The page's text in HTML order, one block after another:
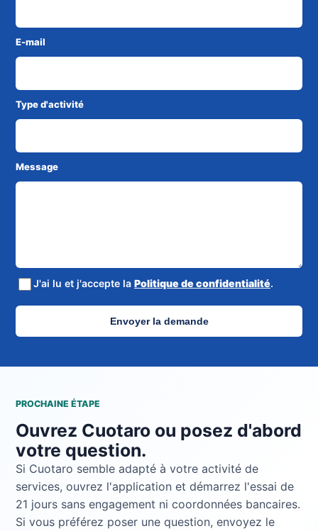
E-mail
Type d'activité
Message
J'ai lu et j'accepte la Politique de confidentialité.
Envoyer la demande
PROCHAINE ÉTAPE
Ouvrez Cuotaro ou posez d'abord
votre question.
Si Cuotaro semble adapté à votre activité de
services, ouvrez l'application et démarrez l'essai de
21 jours sans engagement ni coordonnées bancaires.
Si vous préférez poser une question, envoyez le